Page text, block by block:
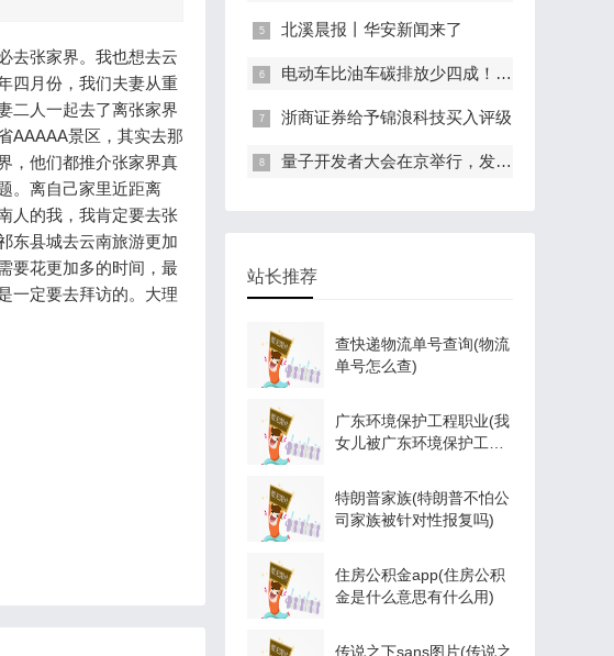
去张家界。我也想去云
四月份，我们夫妻从重
二人一起去了离张家界
AAAAA景区，其实去那
，他们都推介张家界真
。离自己家里近距离
人的我，我肯定要去张
东县城去云南旅游更加
要花更加多的时间，最
一定要去拜访的。大理
北溪晨报丨华安新闻来了
电动车比油车碳排放少四成！能链智电助推新能源汽车普及
浙商证券给予锦浪科技买入评级
量子开发者大会在京举行，发布全球首个全平台量子软硬一体解
站长推荐
查快递物流单号查询(物流
单号怎么查)
广东环境保护工程职业(我
女儿被广东环境保护工程
特朗普家族(特朗普不怕公
司家族被针对性报复吗)
住房公积金app(住房公积
金是什么意思有什么用)
传说之下sans图片(传说之